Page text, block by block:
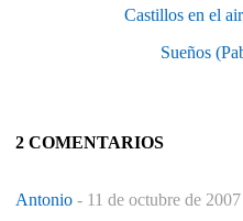
Castillos en el
Sueños
2 COMENTARIOS
Antonio - 11 de octubre de